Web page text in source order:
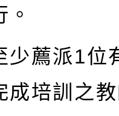
少薦派1位
成培訓之